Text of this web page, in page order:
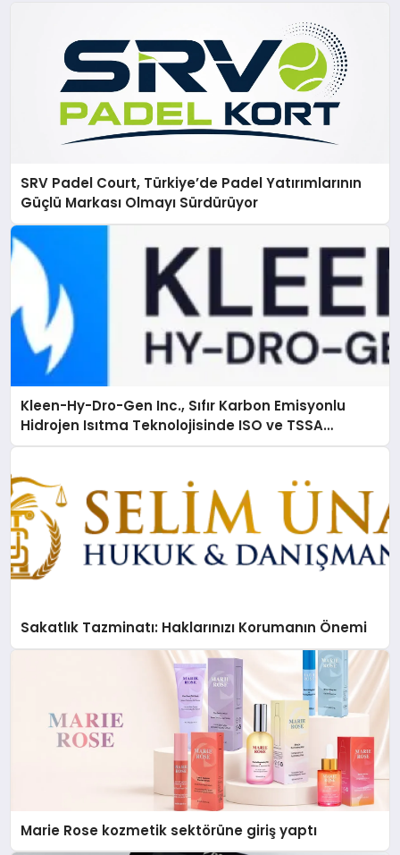
SRV Padel Court, Türkiye’de Padel Yatırımlarının
Güçlü Markası Olmayı Sürdürüyor
Kleen-Hy-Dro-Gen Inc., Sıfır Karbon Emisyonlu
Hidrojen Isıtma Teknolojisinde ISO ve TSSA
Düzenleyici Onaylarını Aldı
Sakatlık Tazminatı: Haklarınızı Korumanın Önemi
Marie Rose kozmetik sektörüne giriş yaptı